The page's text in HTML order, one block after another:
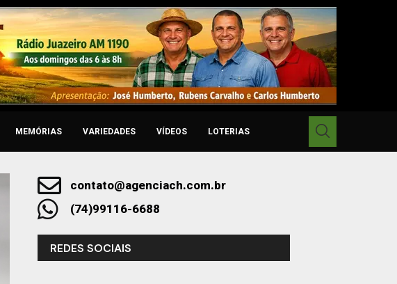
MEMÓRIAS VARIEDADES VÍDEOS LOTERIAS
contato@agenciach.com.br
(74)99116-6688
REDES SOCIAIS